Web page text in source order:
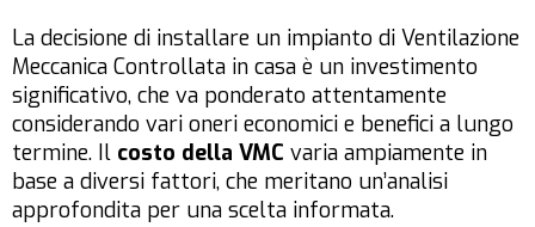
La decisione di installare un impianto di Ventilazione
Meccanica Controllata in casa è un investimento
significativo, che va ponderato attentamente
considerando vari oneri economici e benefici a lungo
termine. Il costo della VMC varia ampiamente in
base a diversi fattori, che meritano un’analisi
approfondita per una scelta informata.